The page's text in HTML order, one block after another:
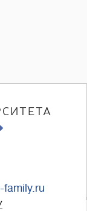
family.ru